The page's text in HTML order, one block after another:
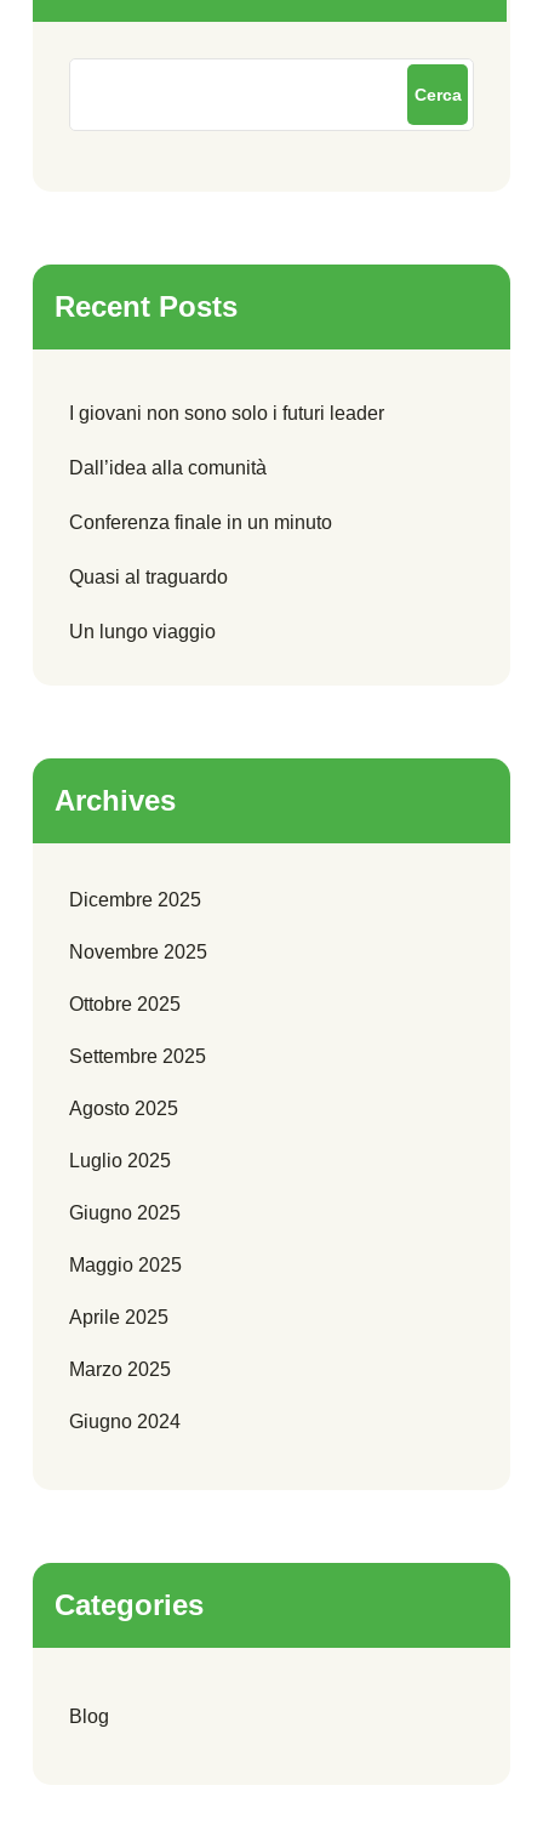
Cerca
Recent Posts
I giovani non sono solo i futuri leader
Dall’idea alla comunità
Conferenza finale in un minuto
Quasi al traguardo
Un lungo viaggio
Archives
Dicembre 2025
Novembre 2025
Ottobre 2025
Settembre 2025
Agosto 2025
Luglio 2025
Giugno 2025
Maggio 2025
Aprile 2025
Marzo 2025
Giugno 2024
Categories
Blog